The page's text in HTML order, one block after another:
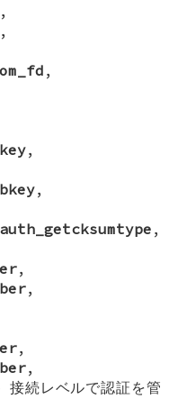
,
,
,
,
,
,
,
,
,
,
接続レベルで認証を管